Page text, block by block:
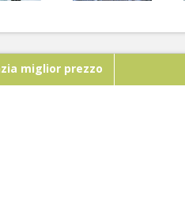
miglior prezzo